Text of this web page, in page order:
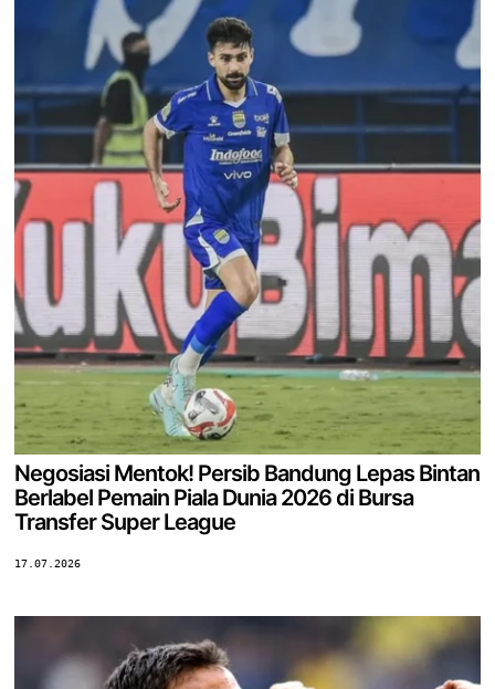
Negosiasi Mentok! Persib Bandung Lepas Bintan
Berlabel Pemain Piala Dunia 2026 di Bursa
Transfer Super League
17.07.2026